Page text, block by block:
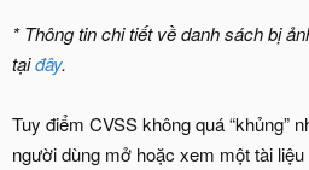
* Thông tin chi tiết về danh sách bị
tạiđây.
Tuy điểm CVSS không quá “khủng”
người dùng mở hoặc xem một tài